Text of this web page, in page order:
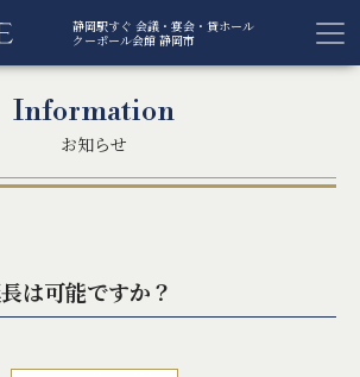
静岡駅すぐ 会議・宴会・貸ホール
クーポール会館 静岡市
Information
お知らせ
は可能ですか？